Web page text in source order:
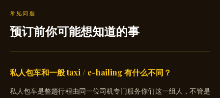
常见问题
预订前你可能想知道的事
私人包车和一般 taxi / e-hailing 有什么不同？
私人包车是整趟行程由同一位司机专门服务你们这一组人，不管是